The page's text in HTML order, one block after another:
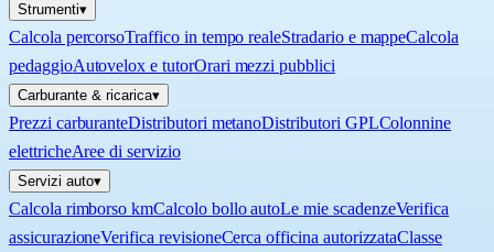
Strumenti▾
Calcola percorsoTraffico in tempo realeStradario e mappeCalcola
pedaggioAutovelox e tutorOrari mezzi pubblici
Carburante & ricarica▾
Prezzi carburanteDistributori metanoDistributori GPLColonnine
elettricheAree di servizio
Servizi auto▾
Calcola rimborso kmCalcolo bollo autoLe mie scadenzeVerifica
assicurazioneVerifica revisioneCerca officina autorizzataClasse